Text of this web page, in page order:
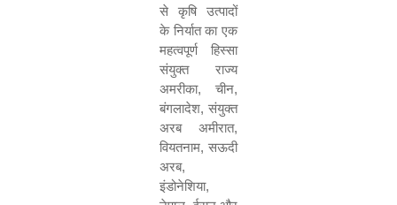
से कृषि उत्पादों
के निर्यात का एक
महत्वपूर्ण हिस्सा
संयुक्त राज्य
अमरीका, चीन,
बंगलादेश, संयुक्त
अरब अमीरात,
वियतनाम, सऊदी
अरब,
इंडोनेशिया,